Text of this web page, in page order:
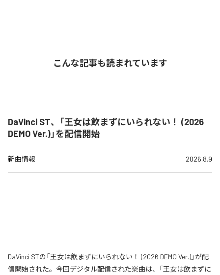
こんな記事も読まれています
DaVinci ST、「王女は飲まずにいられない！ (2026
DEMO Ver.)」を配信開始
新曲情報 2026.8.9
DaVinci STの「王女は飲まずにいられない！ (2026 DEMO Ver.)」が配
信開始された。今回デジタル配信された楽曲は、「王女は飲まずに